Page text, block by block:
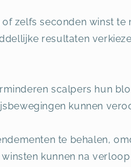
zelfs seconden winst te
resultaten
scalpers hun
kunnen
te behalen,
kunnen na